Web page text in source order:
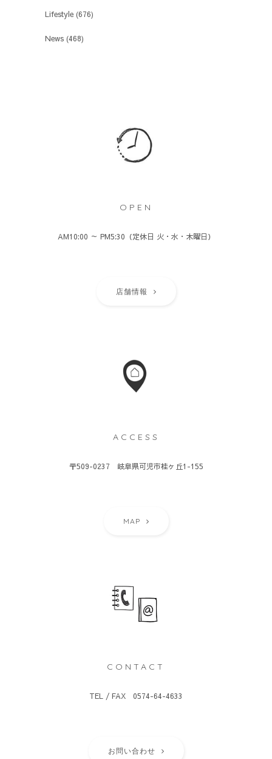
Lifestyle (676)
News (468)
OPEN
AM10:00 ～ PM5:30（定休日 火・水・木曜日）
店舗情報
ACCESS
〒509-0237 岐阜県可児市桂ヶ丘1-155
MAP
CONTACT
TEL / FAX 0574-64-4633
お問い合わせ